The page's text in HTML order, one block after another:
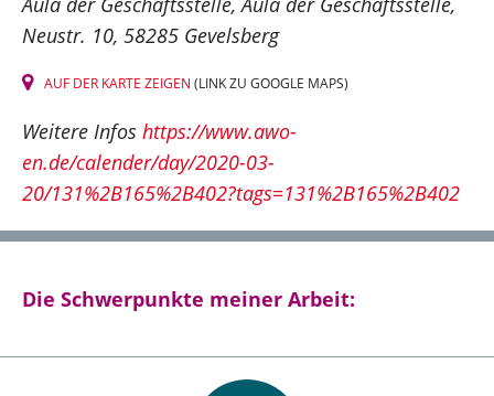
Neustr. 10 58285 Gevelsberg
AUF DER KARTE ZEIGEN (LINK ZU GOOGLE MAPS)
Weitere Infos https://www.awo-
en.de/calender/day/2020-03-
20/131%2B165%2B402?tags=131%2B165%2B402
Die Schwerpunkte meiner Arbeit: